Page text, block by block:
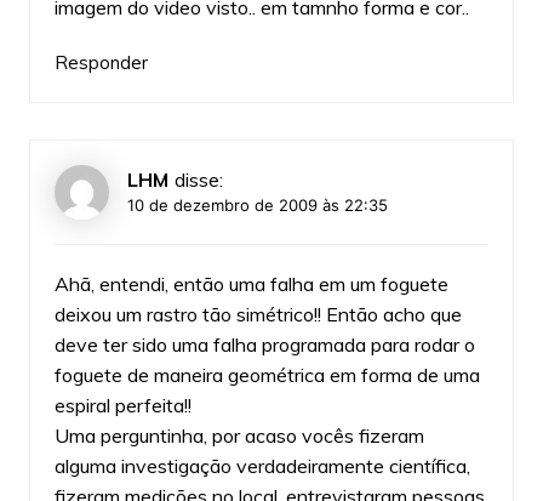
imagem do video visto.. em tamnho forma e cor..
Responder
LHM disse:
10 de dezembro de 2009 às 22:35
Ahã, entendi, então uma falha em um foguete
deixou um rastro tão simétrico!! Então acho que
deve ter sido uma falha programada para rodar o
foguete de maneira geométrica em forma de uma
espiral perfeita!!
Uma perguntinha, por acaso vocês fizeram
alguma investigação verdadeiramente científica,